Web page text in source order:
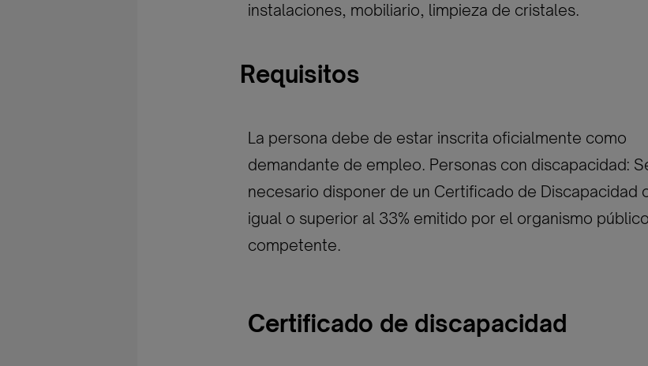
instalaciones, mobiliario, limpieza de cristales.
Requisitos
La persona debe de estar inscrita oficialmente como
demandante de empleo. Personas con discapacidad:
necesario disponer de un Certificado de Discapacidad
igual o superior al 33% emitido por el organismo público
competente.
Certificado de discapacidad